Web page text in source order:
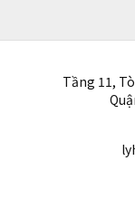
Tầng 11,